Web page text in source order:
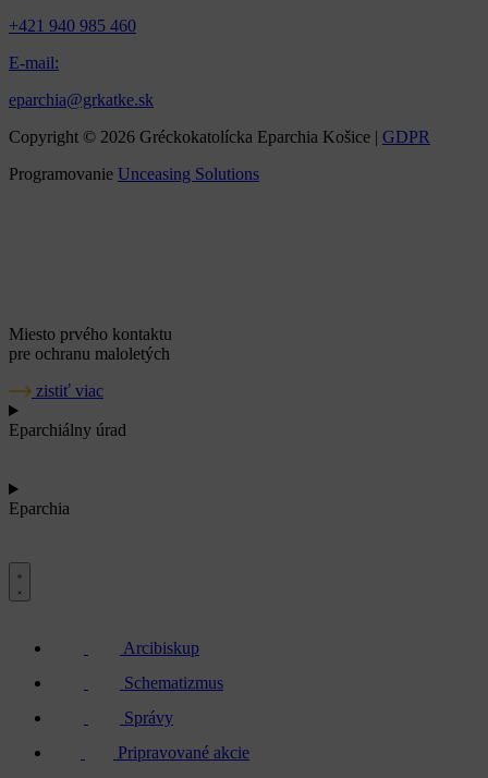
+421 940 985 460
E-mail:
eparchia@grkatke.sk
Copyright © 2026 Gréckokatolícka Eparchia Košice | GDPR
Programovanie Unceasing Solutions
Miesto prvého kontaktu
pre ochranu maloletých
zistiť viac
Eparchiálny úrad
Eparchia
Arcibiskup
Schematizmus
Správy
Pripravované akcie